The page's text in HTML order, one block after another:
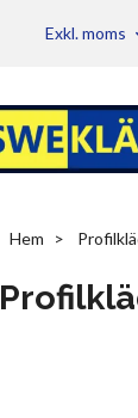
Exkl. moms
Hem